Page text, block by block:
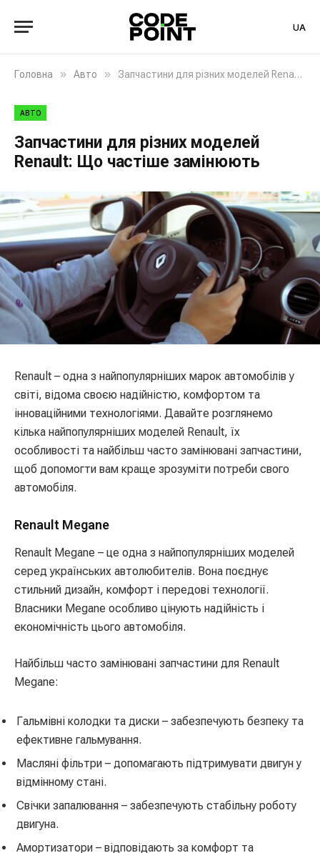
UA
Головна » Авто » Запчастини для різних моделей Renault: Що частіше замінюють
АВТО
Запчастини для різних моделей
Renault: Що частіше замінюють
Renault – одна з найпопулярніших марок автомобілів у
світі, відома своєю надійністю, комфортом та
інноваційними технологіями. Давайте розглянемо
кілька найпопулярніших моделей Renault, їх
особливості та найбільш часто замінювані запчастини,
щоб допомогти вам краще зрозуміти потреби свого
автомобіля.
Renault Megane
Renault Megane – це одна з найпопулярніших моделей
серед українських автолюбителів. Вона поєднує
стильний дизайн, комфорт і передові технології.
Власники Megane особливо цінують надійність і
економічність цього автомобіля.
Найбільш часто замінювані запчастини для Renault
Megane:
Гальмівні колодки та диски – забезпечують безпеку та
ефективне гальмування.
Масляні фільтри – допомагають підтримувати двигун у
відмінному стані.
Свічки запалювання – забезпечують стабільну роботу
двигуна.
Амортизатори – відповідають за комфорт та